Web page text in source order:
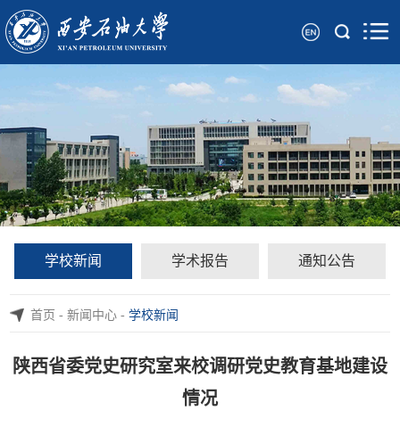
学校新闻 学术报告 通知公告
首页-新闻中心-学校新闻
陕西省委党史研究室来校调研党史教育基地建设
情况